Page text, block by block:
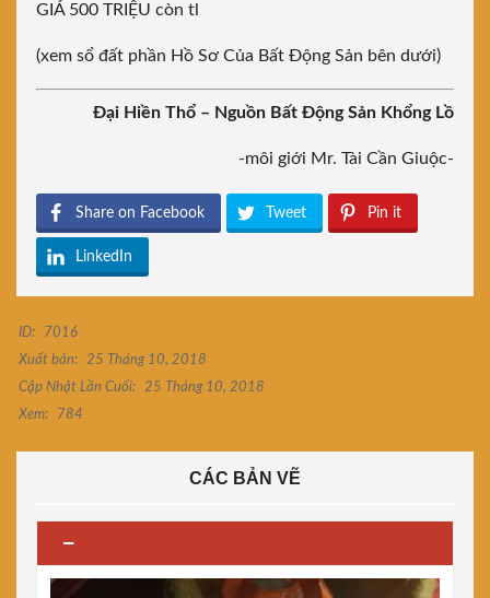
GIÁ 500 TRIỆU còn tl
(xem sổ đất phần Hồ Sơ Của Bất Động Sản bên dưới)
Đại Hiền Thổ – Nguồn Bất Động Sản Khổng Lồ
-môi giới Mr. Tài Cần Giuộc-
Share on Facebook Tweet Pin it
LinkedIn
ID:
7016
Xuất bản:
25 Tháng 10, 2018
Cập Nhật Lần Cuối:
25 Tháng 10, 2018
Xem:
784
CÁC BẢN VẼ